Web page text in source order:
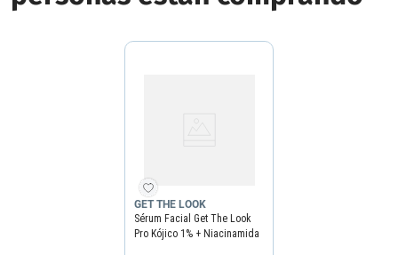
GET THE LOOK
Sérum Facial Get The Look
Pro Kójico 1% + Niacinamida